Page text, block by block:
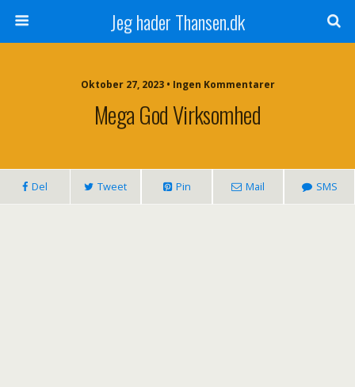
Jeg hader Thansen.dk
Oktober 27, 2023 • Ingen Kommentarer
Mega God Virksomhed
Del Tweet Pin Mail SMS